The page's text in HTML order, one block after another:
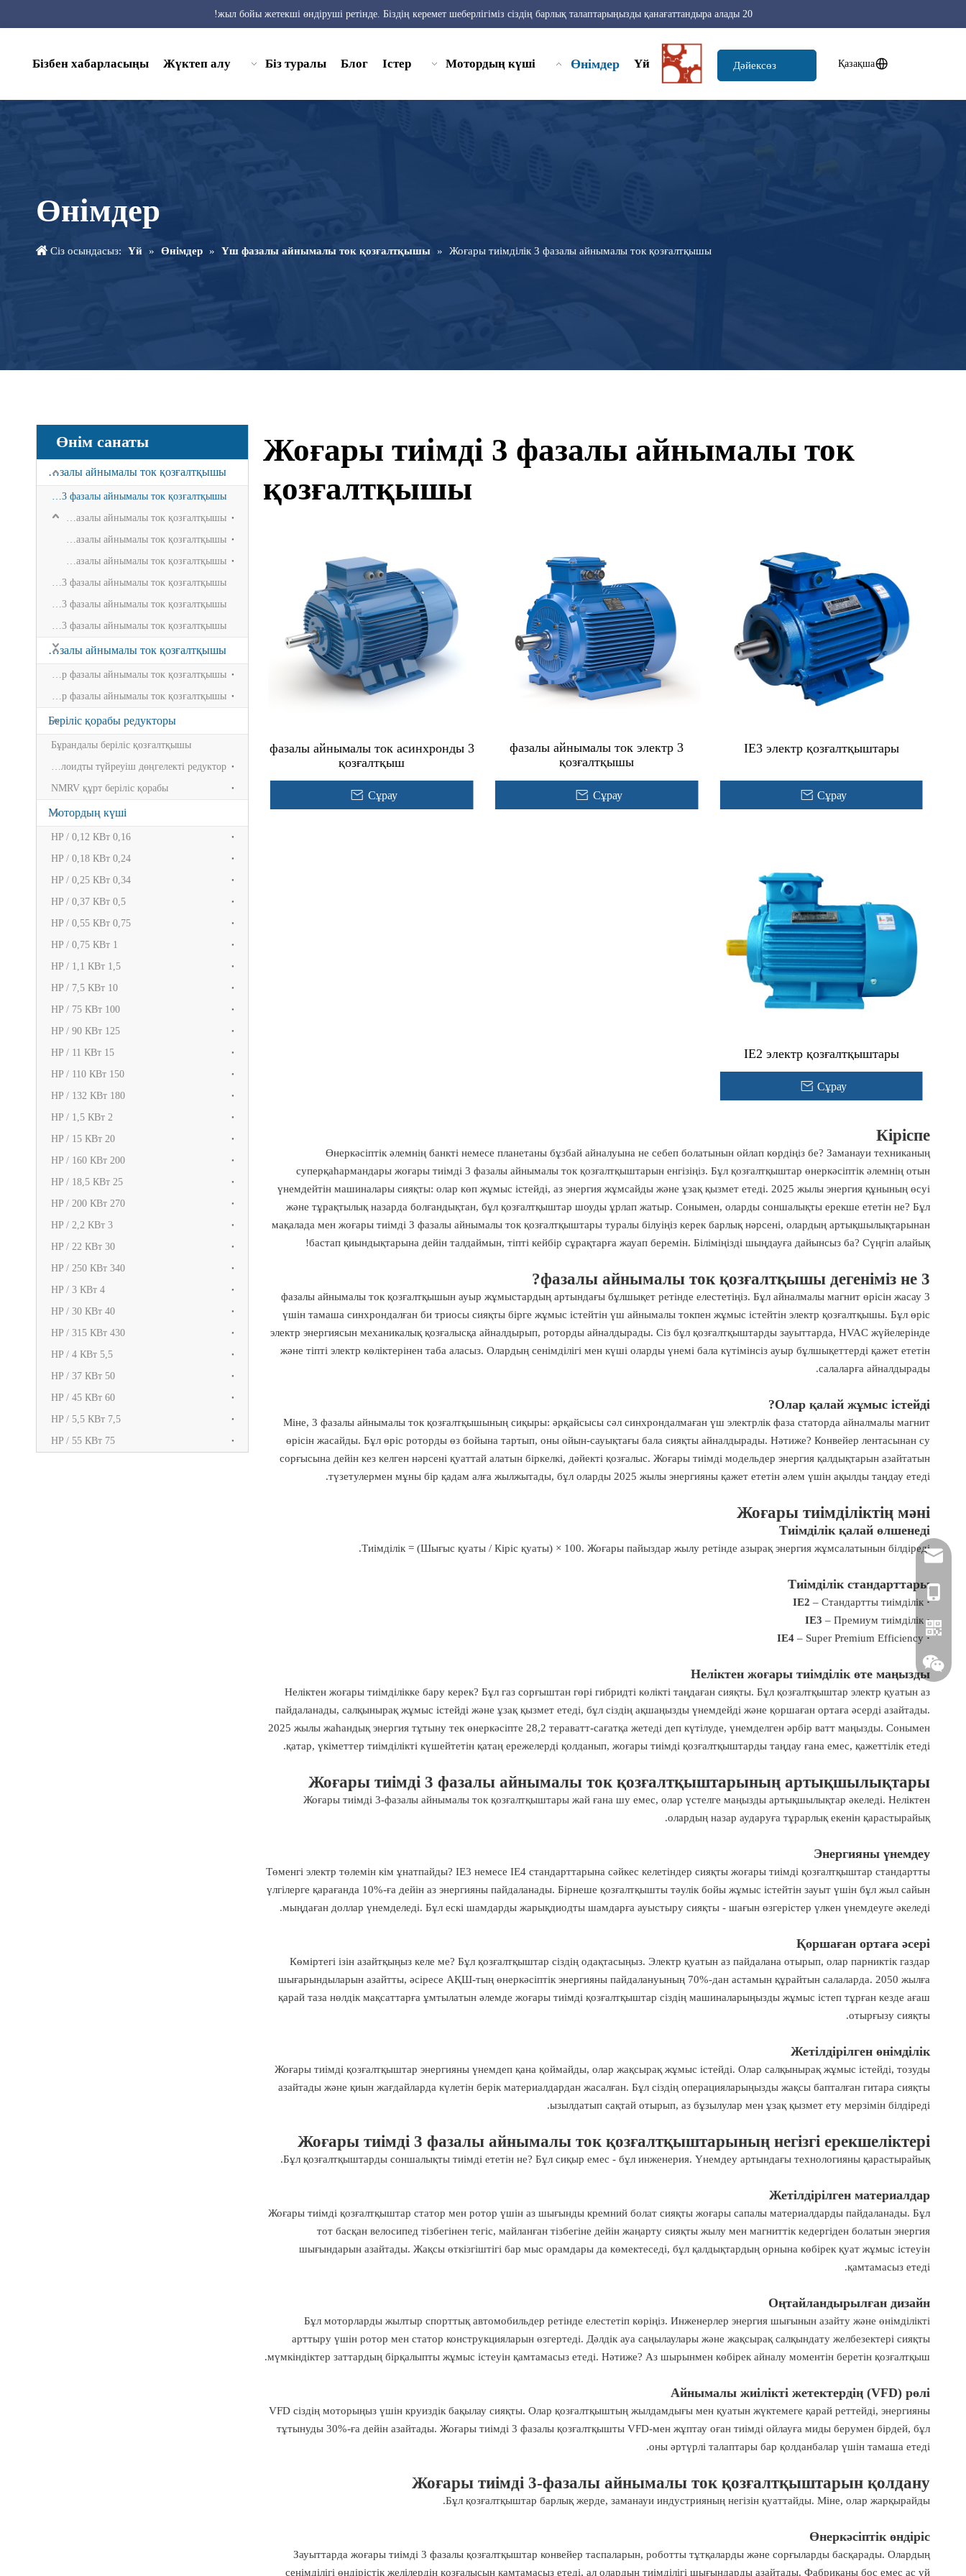
20 жыл бойы жетекші өндіруші ретінде. Біздің керемет шеберлігіміз сіздің барлық талаптарыңызды қанағаттандыра алады!
Үй
Өнімдер
Мотордың күші
Істер
Блог
Біз туралы
Жүктеп алу
Бізбен хабарласыңы Қазақша
Дәйексөз
Өнімдер
Сіз осындасыз: Үй » Өнімдер » Үш фазалы айнымалы ток қозғалтқышы » Жоғары тиімділік 3 фазалы айнымалы ток қозғалтқышы
Өнім санаты
Үш фазалы айнымалы ток қозғалтқышы
Жоғары тиімді 3 фазалы айнымалы ток қозғалтқышы
IE2 3 фазалы айнымалы ток қозғалтқышы
IE3 3 фазалы айнымалы ток қозғалтқышы
IE4 3 фазалы айнымалы ток қозғалтқышы
Алюминий 3 фазалы айнымалы ток қозғалтқышы
Жарылыстан қорғалған 3 фазалы айнымалы ток қозғалтқышы
Арнайы 3 фазалы айнымалы ток қозғалтқышы
Бірфазалы айнымалы ток қозғалтқышы
YC бір конденсаторлы бір фазалы айнымалы ток қозғалтқышы
YCL Екі мәнді конденсатор бір фазалы айнымалы ток қозғалтқышы
Беріліс қорабы редукторы
Бұрандалы беріліс қозғалтқышы
Циклоидты түйреуіш дөңгелекті редуктор
NMRV құрт беріліс қорабы
Мотордың күші
0,16 HP / 0,12 КВт
0,24 HP / 0,18 КВт
0,34 HP / 0,25 КВт
0,5 HP / 0,37 КВт
0,75 HP / 0,55 КВт
1 HP / 0,75 КВт
1,5 HP / 1,1 КВт
10 HP / 7,5 КВт
100 HP / 75 КВт
125 HP / 90 КВт
15 HP / 11 КВт
150 HP / 110 КВт
180 HP / 132 КВт
2 HP / 1,5 КВт
20 HP / 15 КВт
200 HP / 160 КВт
25 HP / 18,5 КВт
270 HP / 200 КВт
3 HP / 2,2 КВт
30 HP / 22 КВт
340 HP / 250 КВт
4 HP / 3 КВт
40 HP / 30 КВт
430 HP / 315 КВт
5,5 HP / 4 КВт
50 HP / 37 КВт
60 HP / 45 КВт
7,5 HP / 5,5 КВт
75 HP / 55 КВт
Жоғары тиімді 3 фазалы айнымалы ток
қозғалтқышы
IE3 электр қозғалтқыштары
Сұрау
3 фазалы айнымалы ток электр
қозғалтқышы
Сұрау
3 фазалы айнымалы ток асинхронды
қозғалтқыш
Сұрау
IE2 электр қозғалтқыштары
Сұрау
Кіріспе
Өнеркәсіптік әлемнің банкті немесе планетаны бұзбай айналуына не себеп болатынын ойлап көрдіңіз бе? Заманауи техниканың
суперқаһармандары жоғары тиімді 3 фазалы айнымалы ток қозғалтқыштарын енгізіңіз. Бұл қозғалтқыштар өнеркәсіптік әлемнің отын
үнемдейтін машиналары сияқты: олар көп жұмыс істейді, аз энергия жұмсайды және ұзақ қызмет етеді. 2025 жылы энергия құнының өсуі
және тұрақтылық назарда болғандықтан, бұл қозғалтқыштар шоуды ұрлап жатыр. Сонымен, оларды соншалықты ерекше ететін не? Бұл
мақалада мен жоғары тиімді 3 фазалы айнымалы ток қозғалтқыштары туралы білуіңіз керек барлық нәрсені, олардың артықшылықтарынан
бастап қиындықтарына дейін талдаймын, тіпті кейбір сұрақтарға жауап беремін. Біліміңізді шыңдауға дайынсыз ба? Сүңгіп алайық!
3 фазалы айнымалы ток қозғалтқышы дегеніміз не?
3 фазалы айнымалы ток қозғалтқышын ауыр жұмыстардың артындағы бұлшықет ретінде елестетіңіз. Бұл айналмалы магнит өрісін жасау
үшін тамаша синхрондалған би триосы сияқты бірге жұмыс істейтін үш айнымалы токпен жұмыс істейтін электр қозғалтқышы. Бұл өріс
электр энергиясын механикалық қозғалысқа айналдырып, роторды айналдырады. Сіз бұл қозғалтқыштарды зауыттарда, HVAC жүйелерінде
және тіпті электр көліктерінен таба аласыз. Олардың сенімділігі мен күші оларды үнемі бала күтімінсіз ауыр бұлшықеттерді қажет ететін
салаларға айналдырады.
Олар қалай жұмыс істейді?
Міне, 3 фазалы айнымалы ток қозғалтқышының сиқыры: әрқайсысы сәл синхрондалмаған үш электрлік фаза статорда айналмалы магнит
өрісін жасайды. Бұл өріс роторды өз бойына тартып, оны ойын-сауықтағы бала сияқты айналдырады. Нәтиже? Конвейер лентасынан су
сорғысына дейін кез келген нәрсені қуаттай алатын біркелкі, дәйекті қозғалыс. Жоғары тиімді модельдер энергия қалдықтарын азайтатын
түзетулермен мұны бір қадам алға жылжытады, бұл оларды 2025 жылы энергияны қажет ететін әлем үшін ақылды таңдау етеді.
Жоғары тиімділіктің мәні
Тиімділік қалай өлшенеді
Тиімділік = (Шығыс қуаты / Кіріс қуаты) × 100. Жоғары пайыздар жылу ретінде азырақ энергия жұмсалатынын білдіреді.
Тиімділік стандарттары
· IE2
– Стандартты тиімділік
· IE3
– Премиум тиімділік
· IE4
– Super Premium Efficiency
Неліктен жоғары тиімділік өте маңызды
Неліктен жоғары тиімділікке бару керек? Бұл газ сорғыштан гөрі гибридті көлікті таңдаған сияқты. Бұл қозғалтқыштар электр қуатын аз
пайдаланады, салқынырақ жұмыс істейді және ұзақ қызмет етеді, бұл сіздің ақшаңызды үнемдейді және қоршаған ортаға әсерді азайтады.
2025 жылы жаһандық энергия тұтыну тек өнеркәсіпте 28,2 тераватт-сағатқа жетеді деп күтілуде, үнемделген әрбір ватт маңызды. Сонымен
қатар, үкіметтер тиімділікті күшейтетін қатаң ережелерді қолданып, жоғары тиімді қозғалтқыштарды таңдау ғана емес, қажеттілік етеді.
Жоғары тиімді 3 фазалы айнымалы ток қозғалтқыштарының артықшылықтары
Жоғары тиімді 3-фазалы айнымалы ток қозғалтқыштары жай ғана шу емес, олар үстелге маңызды артықшылықтар әкеледі. Неліктен
олардың назар аударуға тұрарлық екенін қарастырайық.
Энергияны үнемдеу
Төменгі электр төлемін кім ұнатпайды? IE3 немесе IE4 стандарттарына сәйкес келетіндер сияқты жоғары тиімді қозғалтқыштар стандартты
үлгілерге қарағанда 10%-ға дейін аз энергияны пайдаланады. Бірнеше қозғалтқышты тәулік бойы жұмыс істейтін зауыт үшін бұл жыл сайын
мыңдаған доллар үнемделеді. Бұл ескі шамдарды жарықдиодты шамдарға ауыстыру сияқты - шағын өзгерістер үлкен үнемдеуге әкеледі.
Қоршаған ортаға әсері
Көміртегі ізін азайтқыңыз келе ме? Бұл қозғалтқыштар сіздің одақтасыңыз. Электр қуатын аз пайдалана отырып, олар парниктік газдар
шығарындыларын азайтты, әсіресе АҚШ-тың өнеркәсіптік энергияны пайдалануының 70%-дан астамын құрайтын салаларда. 2050 жылға
қарай таза нөлдік мақсаттарға ұмтылатын әлемде жоғары тиімді қозғалтқыштар сіздің машиналарыңызды жұмыс істеп тұрған кезде ағаш
отырғызу сияқты.
Жетілдірілген өнімділік
Жоғары тиімді қозғалтқыштар энергияны үнемдеп қана қоймайды, олар жақсырақ жұмыс істейді. Олар салқынырақ жұмыс істейді, тозуды
азайтады және қиын жағдайларда күлетін берік материалдардан жасалған. Бұл сіздің операцияларыңызды жақсы бапталған гитара сияқты
ызылдатып сақтай отырып, аз бұзылулар мен ұзақ қызмет ету мерзімін білдіреді.
Жоғары тиімді 3 фазалы айнымалы ток қозғалтқыштарының негізгі ерекшеліктері
Бұл қозғалтқыштарды соншалықты тиімді ететін не? Бұл сиқыр емес - бұл инженерия. Үнемдеу артындағы технологияны қарастырайық.
Жетілдірілген материалдар
Жоғары тиімді қозғалтқыштар статор мен ротор үшін аз шығынды кремний болат сияқты жоғары сапалы материалдарды пайдаланады. Бұл
тот басқан велосипед тізбегінен тегіс, майланған тізбегіне дейін жаңарту сияқты жылу мен магниттік кедергіден болатын энергия
шығындарын азайтады. Жақсы өткізгіштігі бар мыс орамдары да көмектеседі, бұл қалдықтардың орнына көбірек қуат жұмыс істеуін
қамтамасыз етеді.
Оңтайландырылған дизайн
Бұл моторларды жылтыр спорттық автомобильдер ретінде елестетіп көріңіз. Инженерлер энергия шығынын азайту және өнімділікті
арттыру үшін ротор мен статор конструкцияларын өзгертеді. Дәлдік ауа саңылаулары және жақсырақ салқындату желбезектері сияқты
мүмкіндіктер заттардың бірқалыпты жұмыс істеуін қамтамасыз етеді. Нәтиже? Аз шырынмен көбірек айналу моментін беретін қозғалтқыш.
Айнымалы жиілікті жетектердің (VFD) рөлі
VFD сіздің моторыңыз үшін круиздік бақылау сияқты. Олар қозғалтқыштың жылдамдығы мен қуатын жүктемеге қарай реттейді, энергияны
тұтынуды 30%-ға дейін азайтады. Жоғары тиімді 3 фазалы қозғалтқышты VFD-мен жұптау оған тиімді ойлауға миды берумен бірдей, бұл
оны әртүрлі талаптары бар қолданбалар үшін тамаша етеді.
Жоғары тиімді 3-фазалы айнымалы ток қозғалтқыштарын қолдану
Бұл қозғалтқыштар барлық жерде, заманауи индустрияның негізін қуаттайды. Міне, олар жарқырайды.
Өнеркәсіптік өндіріс
Зауыттарда жоғары тиімді 3 фазалы қозғалтқыштар конвейер таспаларын, роботты тұтқаларды және сорғыларды басқарады. Олардың
сенімділігі өндірістік желілердің қозғалысын қамтамасыз етеді, ал олардың тиімділігі шығындарды азайтады. Фабриканы бос емес ас үй
rylee@vmttech.com
+86- 15861132046
Whatsapp